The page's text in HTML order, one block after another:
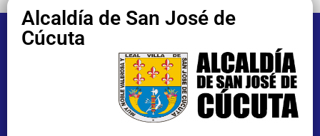
Alcaldía de San José de
Cúcuta